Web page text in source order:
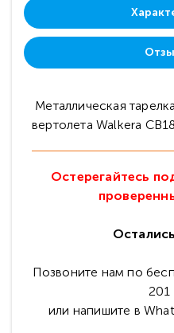
Металлическая
вертолета Walkera
Остерегайтесь
Позвоните нам по
201
или напишите в